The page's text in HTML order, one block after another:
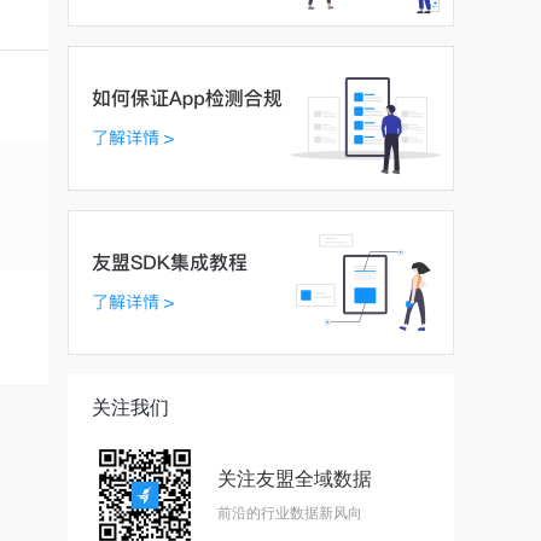
关注我们
关注友盟全域数据
前沿的行业数据新风向